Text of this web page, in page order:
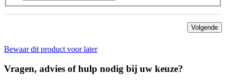
Volgende
Bewaar dit product voor later
Vragen, advies of hulp nodig bij uw keuze?